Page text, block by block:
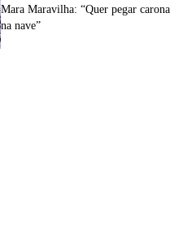
Mara Maravilha: “Quer pegar carona
na nave”